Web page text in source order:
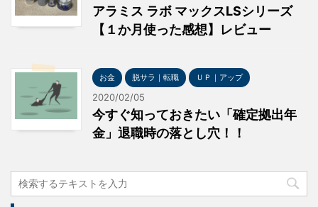
アラミス ラボ マックスLSシリーズ
【１か月使った感想】レビュー
お金 脱サラ｜転職 ＵＰ｜アップ
2020/02/05
今すぐ知っておきたい「確定拠出年
金」退職時の落とし穴！！